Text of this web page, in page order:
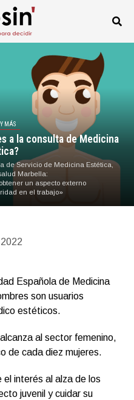
MÁS
a la consulta de Medicina
de Servicio de Medicina Estética,
Marbella:
un aspecto externo
en el trabajo»
Española de Medicina
son usuarios
estéticos.
al sector femenino,
de cada diez mujeres.
interés al alza de los
juvenil y cuidar su